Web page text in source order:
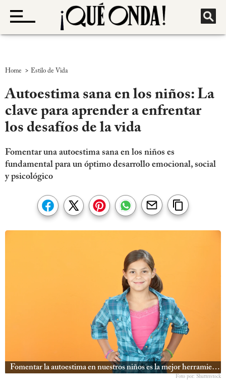
Home > Estilo de Vida
Autoestima sana en los niños: La
clave para aprender a enfrentar
los desafíos de la vida
Fomentar una autoestima sana en los niños es
fundamental para un óptimo desarrollo emocional, social
y psicológico
Fomentar la autoestima en nuestros niños es la mejor herramienta que les podemos dar
Foto por: Shutterstock